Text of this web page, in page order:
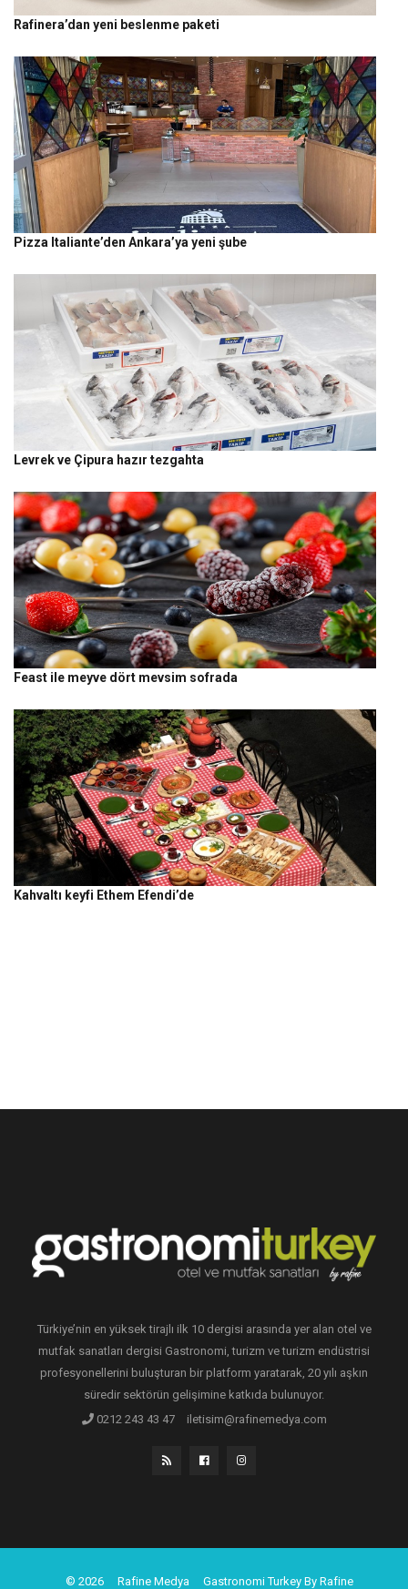
Rafinera’dan yeni beslenme paketi
Pizza Italiante’den Ankara’ya yeni şube
Levrek ve Çipura hazır tezgahta
Feast ile meyve dört mevsim sofrada
Kahvaltı keyfi Ethem Efendi’de
Türkiye’nin en yüksek tirajlı ilk 10 dergisi arasında yer alan otel ve
mutfak sanatları dergisi Gastronomi, turizm ve turizm endüstrisi
profesyonellerini buluşturan bir platform yaratarak, 20 yılı aşkın
süredir sektörün gelişimine katkıda bulunuyor.
0212 243 43 47
iletisim@rafinemedya.com
© 2026 Rafine Medya Gastronomi Turkey By Rafine